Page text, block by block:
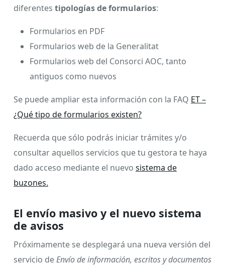
diferentes tipologías de formularios:
Formularios en PDF
Formularios web de la Generalitat
Formularios web del Consorci AOC, tanto
antiguos como nuevos
Se puede ampliar esta información con la FAQ ET –
¿Qué tipo de formularios existen?
Recuerda que sólo podrás iniciar trámites y/o
consultar aquellos servicios que tu gestora te haya
dado acceso mediante el nuevo sistema de
buzones.
El envío masivo y el nuevo sistema
de avisos
Próximamente se desplegará una nueva versión del
servicio deEnvío de información, escritos y documentos